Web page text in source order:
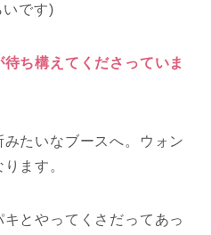
いです)
ち構えてくださっていま
たいなブースへ。ウォン
ます。
とやってくさだってあっ